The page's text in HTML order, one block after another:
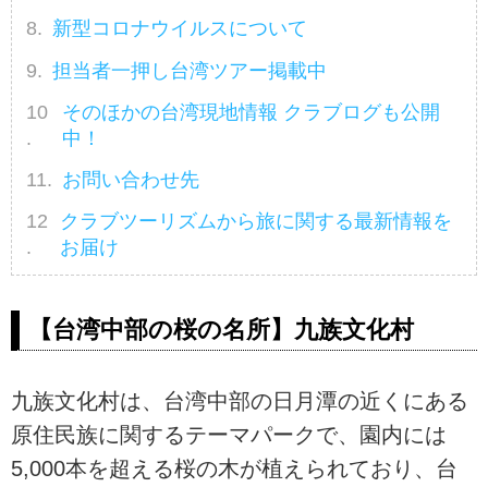
新型コロナウイルスについて
担当者一押し台湾ツアー掲載中
そのほかの台湾現地情報 クラブログも公開
中！
お問い合わせ先
クラブツーリズムから旅に関する最新情報を
お届け
【台湾中部の桜の名所】九族文化村
九族文化村は、台湾中部の日月潭の近くにある
原住民族に関するテーマパークで、園内には
5,000本を超える桜の木が植えられており、台